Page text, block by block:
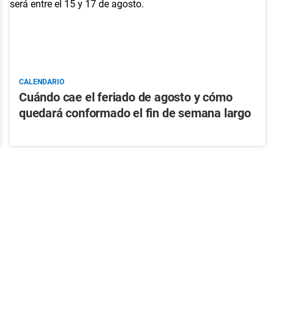
CALENDARIO
Cuándo cae el feriado de agosto y cómo
quedará conformado el fin de semana largo